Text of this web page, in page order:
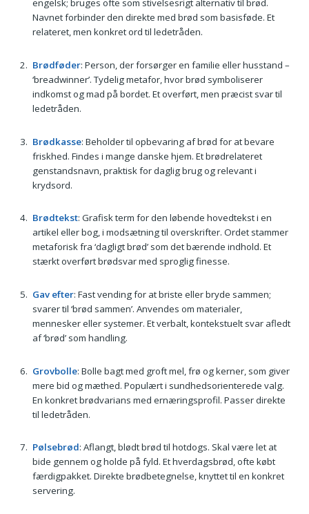
engelsk; bruges ofte som stivelsesrigt alternativ til brød.
Navnet forbinder den direkte med brød som basisføde. Et
relateret, men konkret ord til ledetråden.
Brødføder: Person, der forsørger en familie eller husstand –
‘breadwinner’. Tydelig metafor, hvor brød symboliserer
indkomst og mad på bordet. Et overført, men præcist svar til
ledetråden.
Brødkasse: Beholder til opbevaring af brød for at bevare
friskhed. Findes i mange danske hjem. Et brødrelateret
genstandsnavn, praktisk for daglig brug og relevant i
krydsord.
Brødtekst: Grafisk term for den løbende hovedtekst i en
artikel eller bog, i modsætning til overskrifter. Ordet stammer
metaforisk fra ‘dagligt brød’ som det bærende indhold. Et
stærkt overført brødsvar med sproglig finesse.
Gav efter: Fast vending for at briste eller bryde sammen;
svarer til ‘brød sammen’. Anvendes om materialer,
mennesker eller systemer. Et verbalt, kontekstuelt svar afledt
af ‘brød’ som handling.
Grovbolle: Bolle bagt med groft mel, frø og kerner, som giver
mere bid og mæthed. Populært i sundhedsorienterede valg.
En konkret brødvarians med ernæringsprofil. Passer direkte
til ledetråden.
Pølsebrød: Aflangt, blødt brød til hotdogs. Skal være let at
bide gennem og holde på fyld. Et hverdagsbrød, ofte købt
færdigpakket. Direkte brødbetegnelse, knyttet til en konkret
servering.